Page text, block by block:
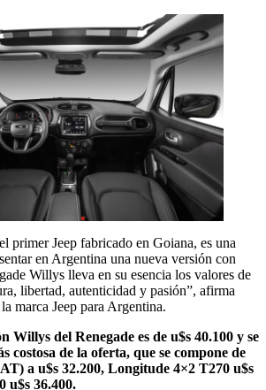
primer Jeep fabricado en Goiana, es una
en Argentina una nueva versión con
Willys lleva en su esencia los valores de
libertad, autenticidad y pasión”, afirma
marca Jeep para Argentina.
Willys del Renegade es de u$s 40.100 y se
costosa de la oferta, que se compone de
a u$s 32.200, Longitude 4×2 T270 u$s
u$s 36.400.